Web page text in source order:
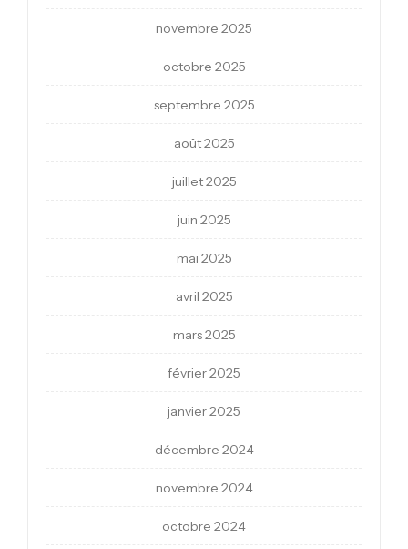
novembre 2025
octobre 2025
septembre 2025
août 2025
juillet 2025
juin 2025
mai 2025
avril 2025
mars 2025
février 2025
janvier 2025
décembre 2024
novembre 2024
octobre 2024